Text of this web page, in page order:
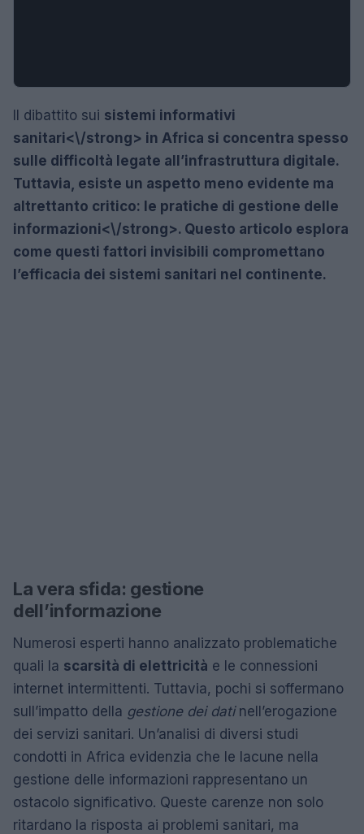
Il dibattito sui sistemi informativi
sanitari<\/strong> in Africa si concentra spesso
sulle difficoltà legate all’infrastruttura digitale.
Tuttavia, esiste un aspetto meno evidente ma
altrettanto critico: le pratiche di gestione delle
informazioni<\/strong>. Questo articolo esplora
come questi fattori invisibili compromettano
l’efficacia dei sistemi sanitari nel continente.
La vera sfida: gestione
dell’informazione
Numerosi esperti hanno analizzato problematiche
quali la scarsità di elettricità e le connessioni
internet intermittenti. Tuttavia, pochi si soffermano
sull’impatto della gestione dei datinell’erogazione
dei servizi sanitari. Un’analisi di diversi studi
condotti in Africa evidenzia che le lacune nella
gestione delle informazioni rappresentano un
ostacolo significativo. Queste carenze non solo
ritardano la risposta ai problemi sanitari, ma